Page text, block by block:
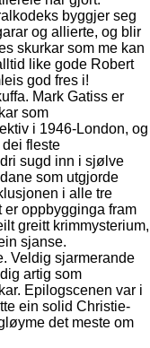
byggjer seg
og allierte, og blir
skurkar som me kan
like gode Robert
god fres i!
Mark Gatiss er
som
i 1946-London, og
fleste
sugd inn i sjølve
som utgjorde
i alle tre
oppbygginga fram
greitt krimmysterium,
sjanse.
Veldig sjarmerande
artig som
Epilogscenen var i
ein solid Christie-
det meste om